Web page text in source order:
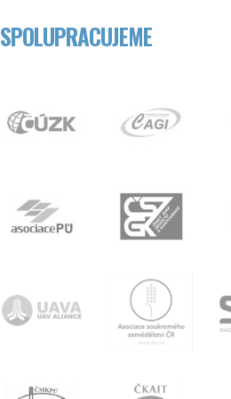
SPOLUPRACUJEME